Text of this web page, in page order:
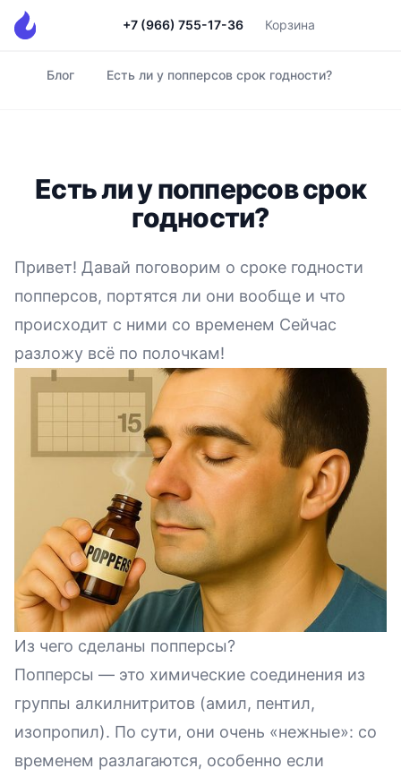
+7 (966) 755-17-36 Корзина
Главная
Блог Есть ли у попперсов срок годности?
Есть ли у попперсов срок
годности?
Привет! Давай поговорим о сроке годности
попперсов, портятся ли они вообще и что
происходит с ними со временем Сейчас
разложу всё по полочкам!
Из чего сделаны попперсы?
Попперсы — это химические соединения из
группы алкилнитритов (амил, пентил,
изопропил). По сути, они очень «нежные»: со
временем разлагаются, особенно если